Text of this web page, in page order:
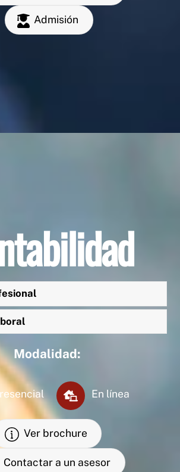
Admisión
Modalidad:
En línea
Ver brochure
Contactar a un asesor